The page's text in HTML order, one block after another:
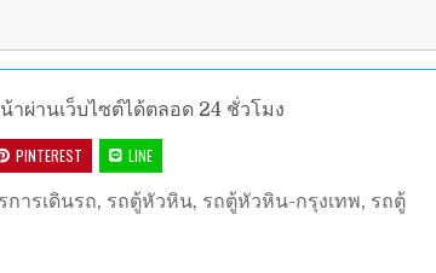
ผ่านเว็บไซต์ได้ตลอด 24 ชั่วโมง
PINTEREST LINE
ารเดินรถ, รถตู้หัวหิน, รถตู้หัวหิน-กรุงเทพ, รถตู้